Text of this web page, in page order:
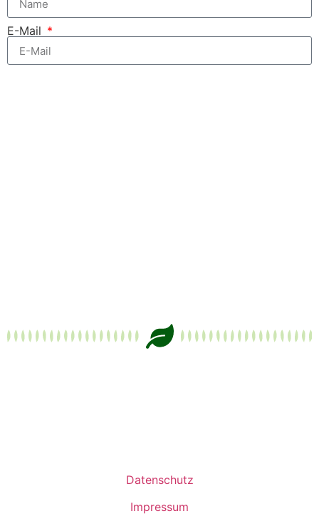
E-Mail
Datenschutz
Impressum